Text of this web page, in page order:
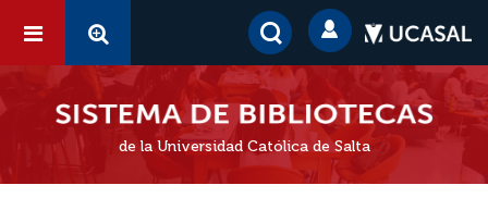
de la Universidad Católica de Salta